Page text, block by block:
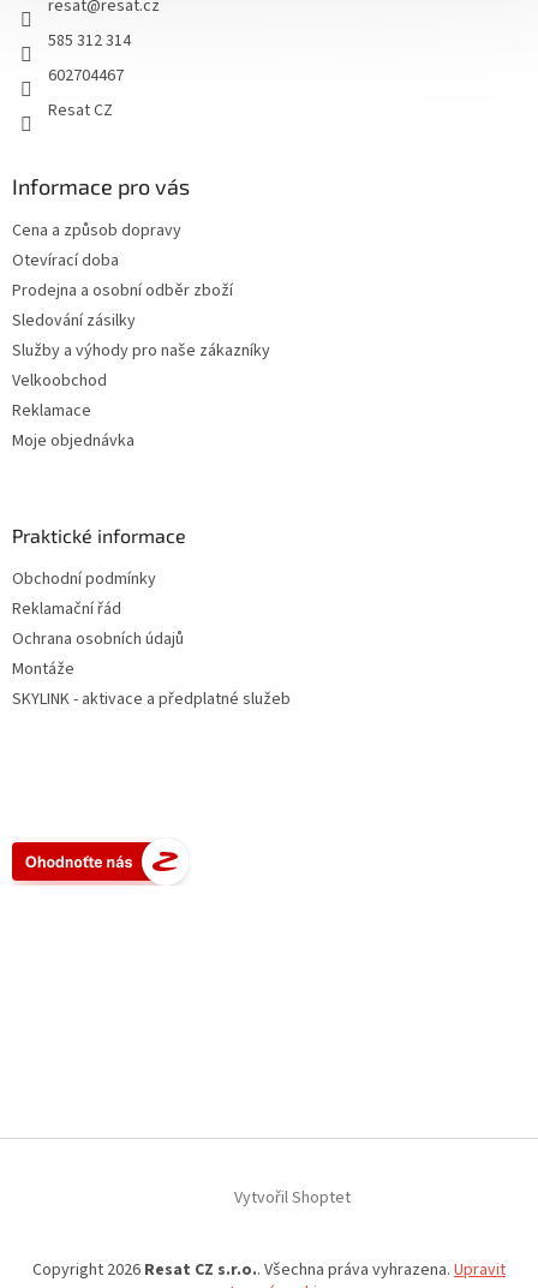
resat@resat.cz
585 312 314
602704467
Resat CZ
Informace pro vás
Cena a způsob dopravy
Otevírací doba
Prodejna a osobní odběr zboží
Sledování zásilky
Služby a výhody pro naše zákazníky
Velkoobchod
Reklamace
Moje objednávka
Praktické informace
Obchodní podmínky
Reklamační řád
Ochrana osobních údajů
Montáže
SKYLINK - aktivace a předplatné služeb
Vytvořil Shoptet
Copyright 2026 Resat CZ s.r.o.. Všechna práva vyhrazena. Upravit